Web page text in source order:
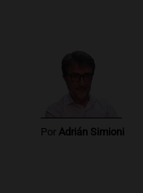
Por Adrián Simioni